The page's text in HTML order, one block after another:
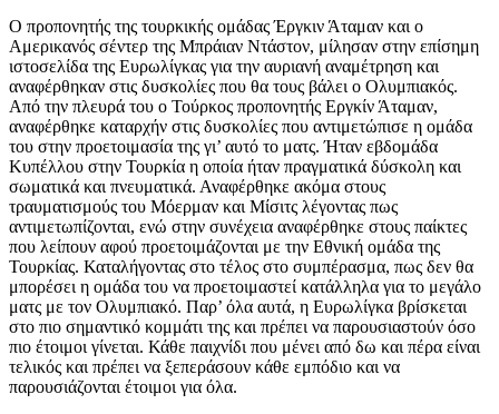
Ο προπονητής της τουρκικής ομάδας Έργκιν Άταμαν και ο
Αμερικανός σέντερ της Μπράιαν Ντάστον, μίλησαν στην επίσημη
ιστοσελίδα της Ευρωλίγκας για την αυριανή αναμέτρηση και
αναφέρθηκαν στις δυσκολίες που θα τους βάλει ο Ολυμπιακός.
Από την πλευρά του ο Τούρκος προπονητής Εργκίν Άταμαν,
αναφέρθηκε καταρχήν στις δυσκολίες που αντιμετώπισε η ομάδα
του στην προετοιμασία της γι’ αυτό το ματς. Ήταν εβδομάδα
Κυπέλλου στην Τουρκία η οποία ήταν πραγματικά δύσκολη και
σωματικά και πνευματικά. Αναφέρθηκε ακόμα στους
τραυματισμούς του Μόερμαν και Μίσιτς λέγοντας πως
αντιμετωπίζονται, ενώ στην συνέχεια αναφέρθηκε στους παίκτες
που λείπουν αφού προετοιμάζονται με την Εθνική ομάδα της
Τουρκίας. Καταλήγοντας στο τέλος στο συμπέρασμα, πως δεν θα
μπορέσει η ομάδα του να προετοιμαστεί κατάλληλα για το μεγάλο
ματς με τον Ολυμπιακό. Παρ’ όλα αυτά, η Ευρωλίγκα βρίσκεται
στο πιο σημαντικό κομμάτι της και πρέπει να παρουσιαστούν όσο
πιο έτοιμοι γίνεται. Κάθε παιχνίδι που μένει από δω και πέρα είναι
τελικός και πρέπει να ξεπεράσουν κάθε εμπόδιο και να
παρουσιάζονται έτοιμοι για όλα.